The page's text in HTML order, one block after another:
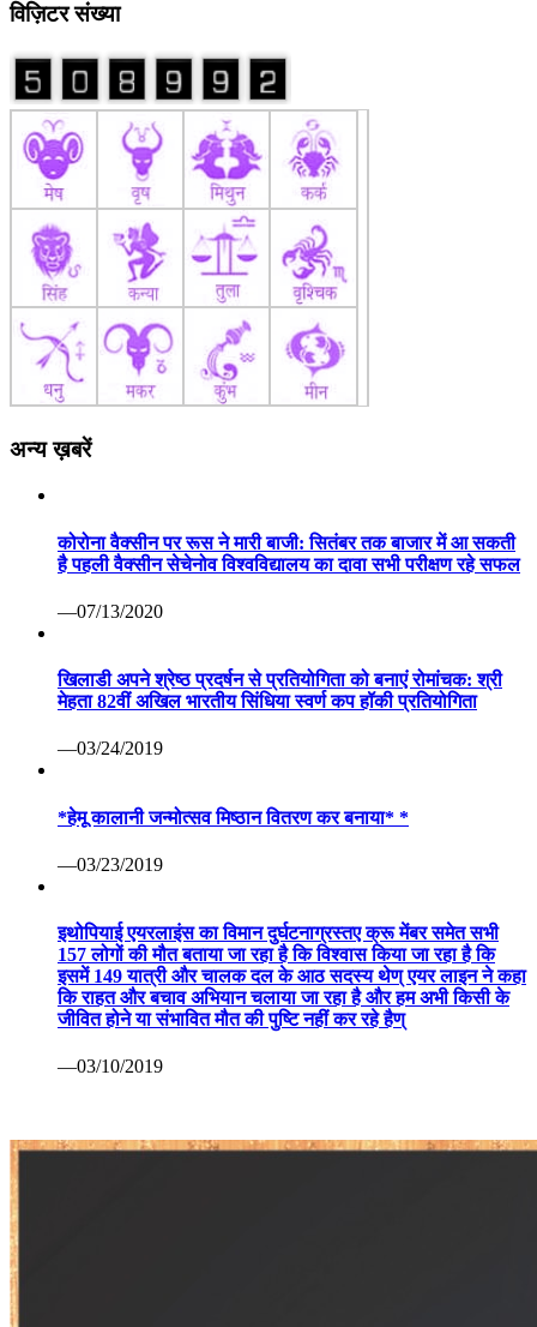
विज़िटर संख्या
अन्य ख़बरें
कोरोना वैक्सीन पर रूस ने मारी बाजी: सितंबर तक बाजार में आ सकती
है पहली वैक्सीन सेचेनोव विश्वविद्यालय का दावा सभी परीक्षण रहे सफल
—07/13/2020
खिलाडी अपने श्रेष्ठ प्रदर्षन से प्रतियोगिता को बनाएं रोमांचक: श्री
मेहता 82वीं अखिल भारतीय सिंधिया स्वर्ण कप हॉकी प्रतियोगिता
—03/24/2019
*हेमू कालानी जन्मोत्सव मिष्ठान वितरण कर बनाया* *
—03/23/2019
इथोपियाई एयरलाइंस का विमान दुर्घटनाग्रस्तए क्रू मेंबर समेत सभी
157 लोगों की मौत बताया जा रहा है कि विश्वास किया जा रहा है कि
इसमें 149 यात्री और चालक दल के आठ सदस्य थेण् एयर लाइन ने कहा
कि राहत और बचाव अभियान चलाया जा रहा है और हम अभी किसी के
जीवित होने या संभावित मौत की पुष्टि नहीं कर रहे हैण्
—03/10/2019